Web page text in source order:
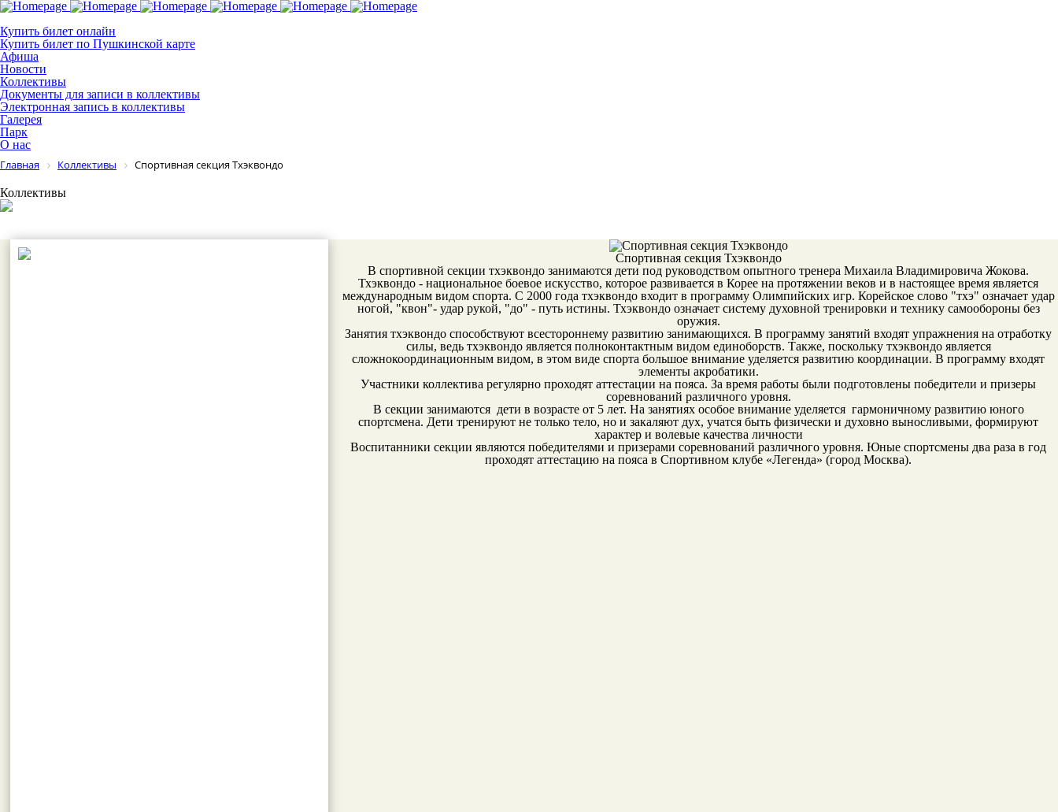
Купить билет онлайн
Купить билет по Пушкинской карте
Афиша
Новости
Коллективы
Документы для записи в коллективы
Электронная запись в коллективы
Галерея
Парк
О нас
Главная Коллективы Спортивная секция Тхэквондо
Коллективы
Спортивная секция Тхэквондо
В спортивной секции тхэквондо занимаются дети под руководством опытного тренера Михаила Владимировича Жокова.
Тхэквондо - национальное боевое искусство, которое развивается в Корее на протяжении веков и в настоящее время является
международным видом спорта. С 2000 года тхэквондо входит в программу Олимпийских игр. Корейское слово "тхэ" означает удар
ногой, "квон"- удар рукой, "до" - путь истины. Тхэквондо означает систему духовной тренировки и технику самообороны без
оружия.
Занятия тхэквондо способствуют всестороннему развитию занимающихся. В программу занятий входят упражнения на отработку
силы, ведь тхэквондо является полноконтактным видом единоборств. Также, поскольку тхэквондо является
сложнокоординационным видом, в этом виде спорта большое внимание уделяется развитию координации. В программу входят
элементы акробатики.
Участники коллектива регулярно проходят аттестации на пояса. За время работы были подготовлены победители и призеры
соревнований различного уровня.
В секции занимаются дети в возрасте от 5 лет. На занятиях особое внимание уделяется гармоничному развитию юного
спортсмена. Дети тренируют не только тело, но и закаляют дух, учатся быть физически и духовно выносливыми, формируют
характер и волевые качества личности
Воспитанники секции являются победителями и призерами соревнований различного уровня. Юные спортсмены два раза в год
проходят аттестацию на пояса в Спортивном клубе «Легенда» (город Москва).